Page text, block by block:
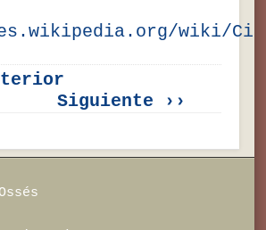
wiki/
Siguiente ››